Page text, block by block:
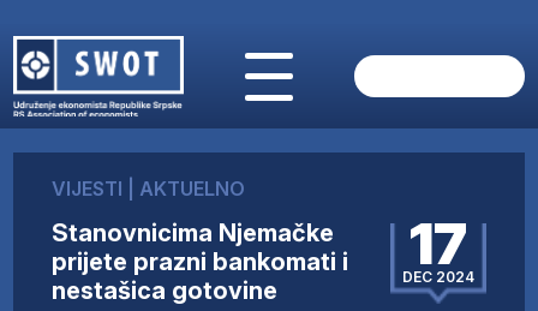
O NAMA
AKTUELNO
ANALIZE
KOMPANIJE
VIJESTI AKTUELNO
Stanovnicima Njemačke
prijete prazni bankomati i
nestašica gotovine
17
DEC 2024